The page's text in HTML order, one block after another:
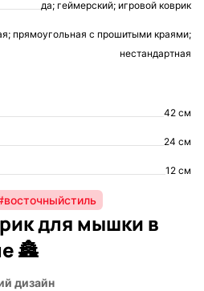
да; геймерский; игровой коврик
прямоугольная с прошитыми краями;
нестандартная
42 см
24 см
12 см
для мышки в
🏯
дизайн